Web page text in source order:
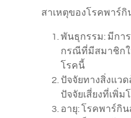
สาเหตุของโรคพาร์
พันธุกรรม: มีกา
กรณีที่มีสมาชิกใ
โรคนี้
ปัจจัยทางสิ่งแว
ปัจจัยเสี่ยงที่เพิ่ม
อายุ: โรคพาร์กิ